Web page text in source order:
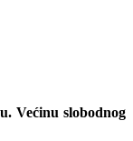
Većinu slobodnog